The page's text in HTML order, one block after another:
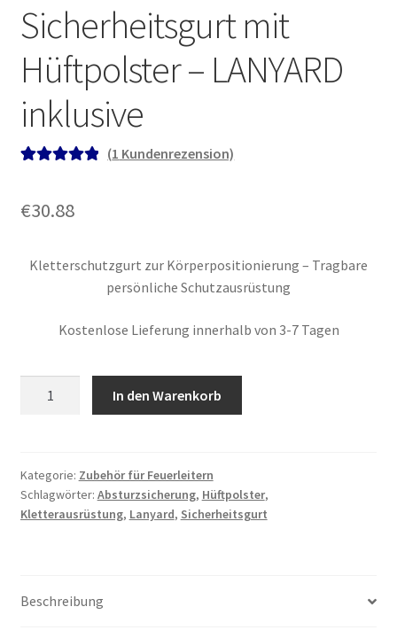
Sicherheitsgurt mit
Hüftpolster – LANYARD
inklusive
basierend auf
rtung
(1 Kundenrezension)
€30.88
Kletterschutzgurt zur Körperpositionierung – Tragbare
persönliche Schutzausrüstung
Kostenlose Lieferung innerhalb von 3-7 Tagen
LANYARD
inklusive
Menge
In den Warenkorb
Kategorie: Zubehör für Feuerleitern
Schlagwörter: Absturzsicherung, Hüftpolster,
Kletterausrüstung, Lanyard, Sicherheitsgurt
Beschreibung